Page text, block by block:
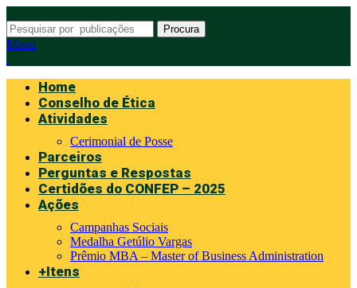
Procura
Menu
Home
Conselho de Ética
Atividades
Cerimonial de Posse
Parceiros
Perguntas e Respostas
Certidões do CONFEP – 2025
Ações
Campanhas Sociais
Medalha Getúlio Vargas
Prêmio MBA – Master of Business Administration
+Itens